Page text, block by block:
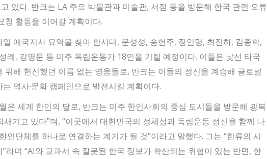
있다. 반크는 LA 주요 박물관과 미술관, 서점 등을 방문해 한국 관련 오류
청 활동을 이어갈 계획이다.
애국지사 묘역을 찾아 한시대, 문성성, 송헌주, 장인명, 최진하, 김종학,
례, 강영문 등 미주 독립운동가 18인을 기릴 예정이다. 이들은 낯선 타국
위해 헌신했던 이름 없는 영웅들로, 반크는 이들의 정신을 계승해 글로벌
역사·문화 캠페인으로 발전시킬 계획이다.
은 세계 한인의 달로, 반크는 미주 한인사회의 중심 도시들을 방문해 광복
기고 있다”며, “이곳에서 대한민국의 정체성과 독립운동 정신을 함께 나
인단체를 하나로 연결하는 계기가 될 것”이라고 말했다. 그는 “한류의 시
라며 “AI와 교과서 속 잘못된 한국 정보가 확산되는 위험이 있는 반면, 한